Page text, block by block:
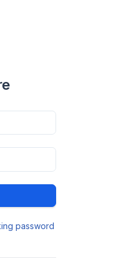
password